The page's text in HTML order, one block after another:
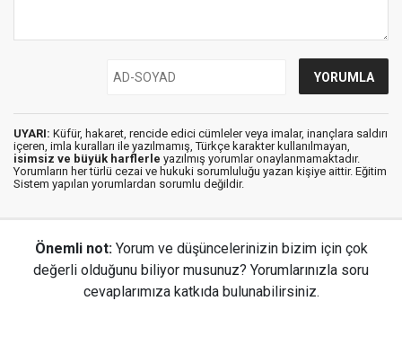
UYARI: Küfür, hakaret, rencide edici cümleler veya imalar, inançlara saldırı
içeren, imla kuralları ile yazılmamış, Türkçe karakter kullanılmayan,
isimsiz ve büyük harflerle yazılmış yorumlar onaylanmamaktadır.
Yorumların her türlü cezai ve hukuki sorumluluğu yazan kişiye aittir. Eğitim
Sistem yapılan yorumlardan sorumlu değildir.
Önemli not: Yorum ve düşüncelerinizin bizim için çok
değerli olduğunu biliyor musunuz? Yorumlarınızla soru
cevaplarımıza katkıda bulunabilirsiniz.